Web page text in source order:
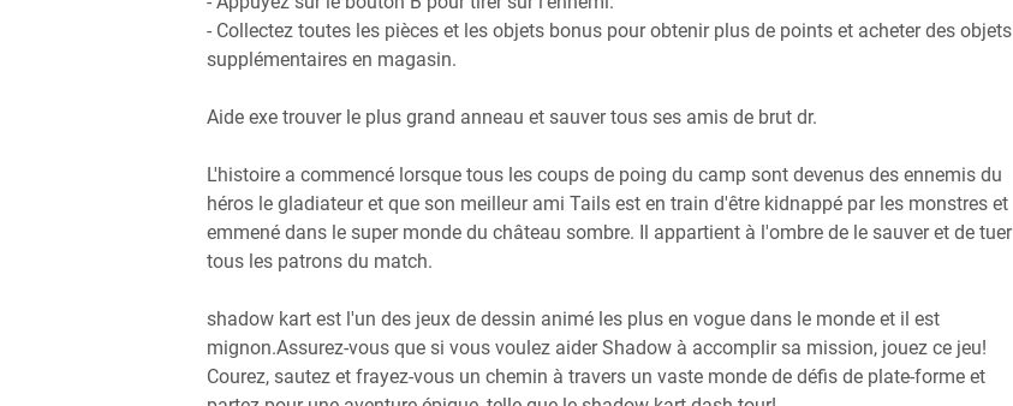
- Collectez toutes les pièces et les objets bonus pour obtenir plus de points et acheter des objets
supplémentaires en magasin.
Aide exe trouver le plus grand anneau et sauver tous ses amis de brut dr.
L'histoire a commencé lorsque tous les coups de poing du camp sont devenus des ennemis du
héros le gladiateur et que son meilleur ami Tails est en train d'être kidnappé par les monstres et
emmené dans le super monde du château sombre. Il appartient à l'ombre de le sauver et de tuer
tous les patrons du match.
shadow kart est l'un des jeux de dessin animé les plus en vogue dans le monde et il est
mignon.Assurez-vous que si vous voulez aider Shadow à accomplir sa mission, jouez ce jeu!
Courez, sautez et frayez-vous un chemin à travers un vaste monde de défis de plate-forme et